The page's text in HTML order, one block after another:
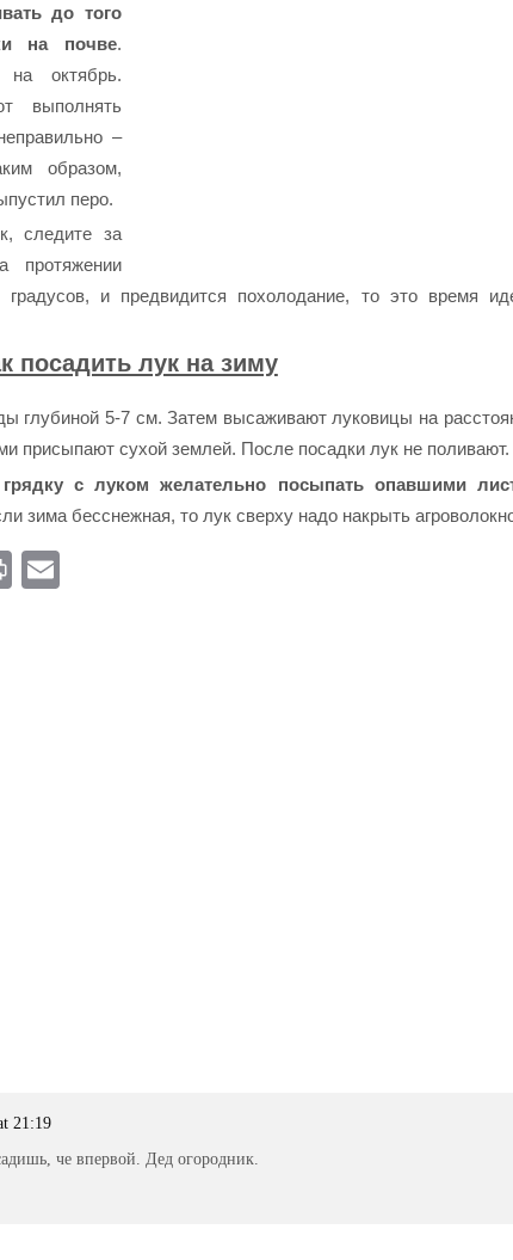
до того
на почве.
октябрь.
выполнять
–
образом,
перо.
следите за
и предвидится похолодание, то это время
посадить лук на зиму
глубиной 5-7 см. Затем высаживают луковицы на
присыпают сухой землей. После посадки лук не поливают.
с луком желательно посыпать опавшими
зима бесснежная, то лук сверху надо накрыть
Pr
21:19
че впервой. Дед огородник.